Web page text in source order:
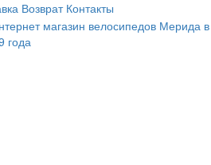
Возврат Контакты
года